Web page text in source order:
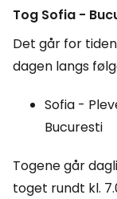
Tog Sofia -
Det går for
dagen langs
Sofia -
Bucuresti
Togene går
toget rundt kl.